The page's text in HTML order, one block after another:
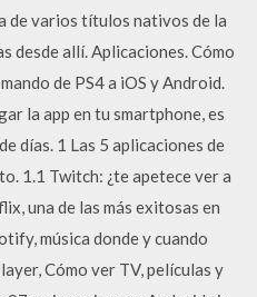
de varios títulos nativos de la
desde allí. Aplicaciones. Cómo
de PS4 a iOS y Android.
la app en tu smartphone, es
días. 1 Las 5 aplicaciones de
1.1 Twitch: ¿te apetece ver a
una de las más exitosas en
música donde y cuando
Cómo ver TV, películas y